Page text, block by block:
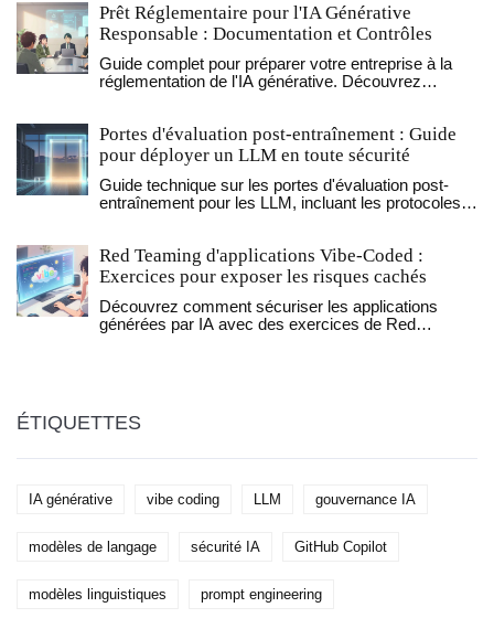
Prêt Réglementaire pour l'IA Générative
Responsable : Documentation et Contrôles
Guide complet pour préparer votre entreprise à la
réglementation de l'IA générative. Découvrez
nécessaires pour être conforme à l'UE AI Act et aux
normes NIST.
Portes d'évaluation post-entraînement : Guide
pour déployer un LLM en toute sécurité
Guide technique sur les portes d'évaluation post-
entraînement pour les LLM, incluant les protocoles
2026.
Red Teaming d'applications Vibe-Coded :
Exercices pour exposer les risques cachés
Découvrez comment sécuriser les applications
générées par IA avec des exercices de Red
ÉTIQUETTES
IA générative vibe coding LLM gouvernance IA
modèles de langage sécurité IA GitHub Copilot
modèles linguistiques prompt engineering